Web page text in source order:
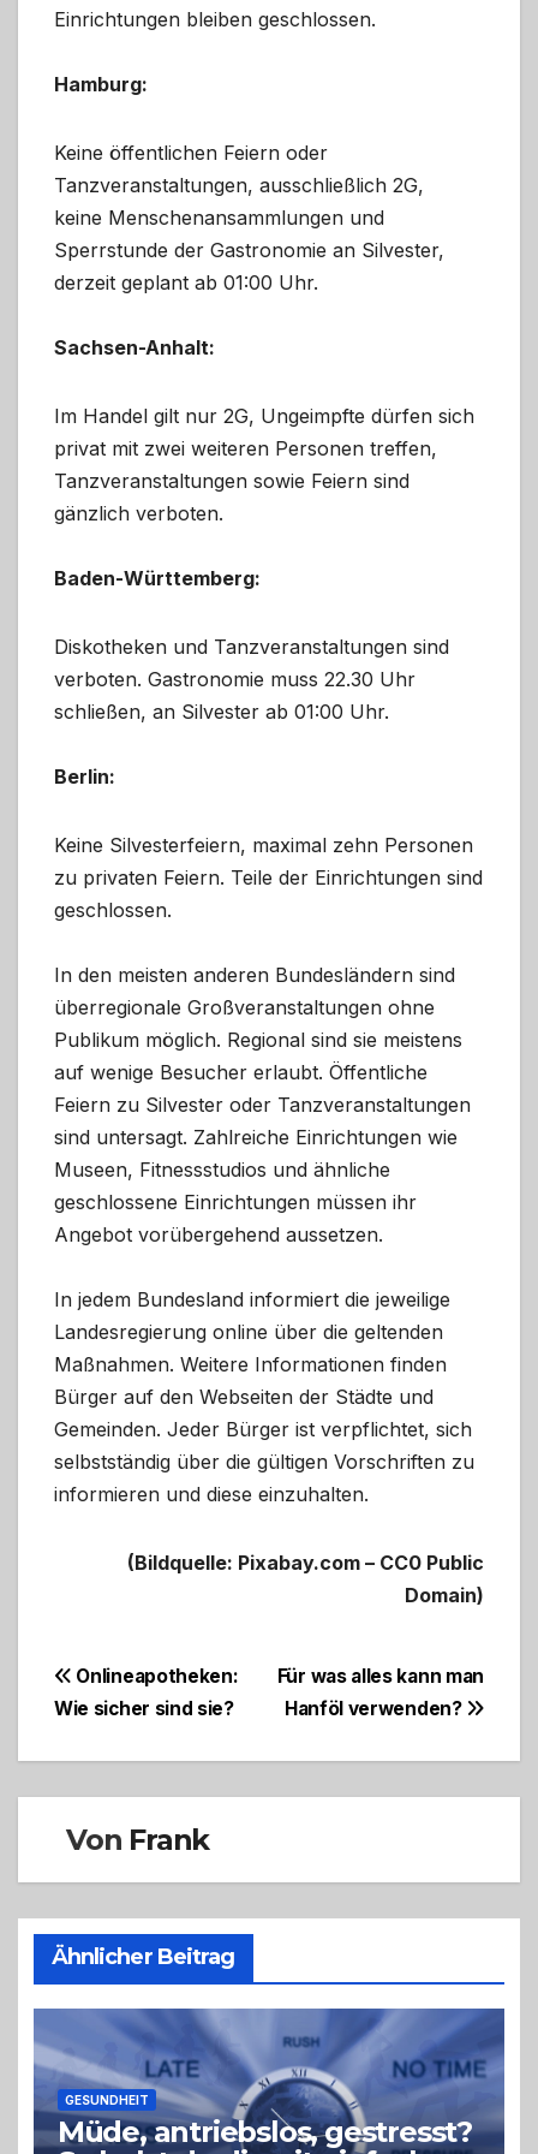
Einrichtungen bleiben geschlossen.
Hamburg:
Keine öffentlichen Feiern oder
Tanzveranstaltungen, ausschließlich 2G,
keine Menschenansammlungen und
Sperrstunde der Gastronomie an Silvester,
derzeit geplant ab 01:00 Uhr.
Sachsen-Anhalt:
Im Handel gilt nur 2G, Ungeimpfte dürfen sich
privat mit zwei weiteren Personen treffen,
Tanzveranstaltungen sowie Feiern sind
gänzlich verboten.
Baden-Württemberg:
Diskotheken und Tanzveranstaltungen sind
verboten. Gastronomie muss 22.30 Uhr
schließen, an Silvester ab 01:00 Uhr.
Berlin:
Keine Silvesterfeiern, maximal zehn Personen
zu privaten Feiern. Teile der Einrichtungen sind
geschlossen.
In den meisten anderen Bundesländern sind
überregionale Großveranstaltungen ohne
Publikum möglich. Regional sind sie meistens
auf wenige Besucher erlaubt. Öffentliche
Feiern zu Silvester oder Tanzveranstaltungen
sind untersagt. Zahlreiche Einrichtungen wie
Museen, Fitnessstudios und ähnliche
geschlossene Einrichtungen müssen ihr
Angebot vorübergehend aussetzen.
In jedem Bundesland informiert die jeweilige
Landesregierung online über die geltenden
Maßnahmen. Weitere Informationen finden
Bürger auf den Webseiten der Städte und
Gemeinden. Jeder Bürger ist verpflichtet, sich
selbstständig über die gültigen Vorschriften zu
informieren und diese einzuhalten.
(Bildquelle: Pixabay.com – CC0 Public
Domain)
Beitragsnavigation
Für was alles kann man
Hanföl verwenden?
Onlineapotheken:
Wie sicher sind sie?
Von Frank
Ähnlicher Beitrag
GESUNDHEIT
Müde, antriebslos, gestresst?